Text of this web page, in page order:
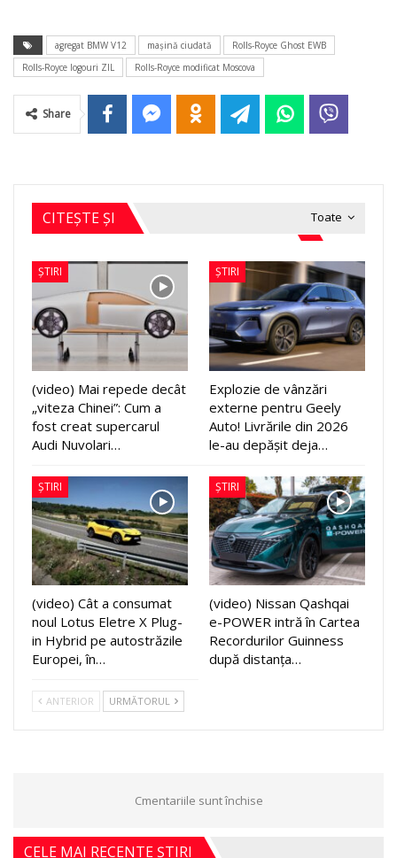
agregat BMW V12 maşină ciudată
Rolls-Royce Ghost EWB
Rolls-Royce logouri ZIL
Rolls-Royce modificat Moscova
Share
Toate
CITEȘTE ȘI
ȘTIRI
(video) Mai repede decât
„viteza Chinei”: Cum a
fost creat supercarul
Audi Nuvolari…
ȘTIRI
Explozie de vânzări
externe pentru Geely
Auto! Livrările din 2026
le-au depășit deja…
ȘTIRI
(video) Cât a consumat
noul Lotus Eletre X Plug-
in Hybrid pe autostrăzile
Europei, în…
ȘTIRI
(video) Nissan Qashqai
e-POWER intră în Cartea
Recordurilor Guinness
după distanța…
ANTERIOR URMĂTORUL
Cmentariile sunt închise
CELE MAI RECENTE ȘTIRI